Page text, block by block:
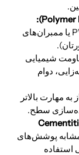
Polymer
شامل ورقه‌های PVC، TPO، HDPE یا ممبران‌های
شیمیایی
دوام
به مهارت بالاتر
سطح.
پوشش‌های
استفاده